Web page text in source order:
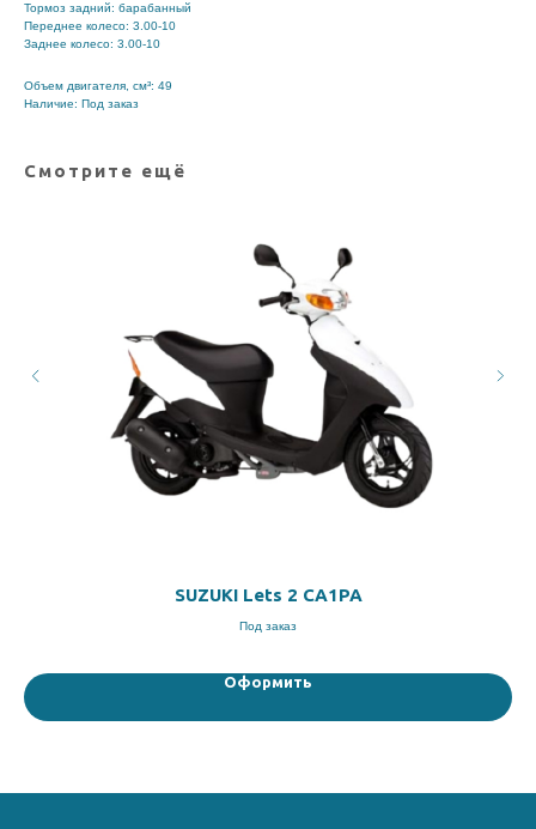
Тормоз задний: барабанный
Переднее колесо: 3.00-10
Заднее колесо: 3.00-10
Объем двигателя, см³: 49
Наличие: Под заказ
Смотрите ещё
SUZUKI Lets 2 CA1PA
Под заказ
Оформить